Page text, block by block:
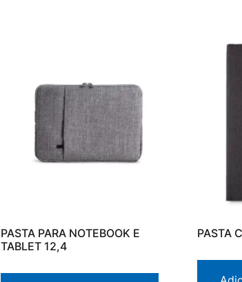
PASTA PARA NOTEBOOK E
TABLET 12,4
PASTA